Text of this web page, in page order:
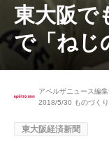
東大阪で
で「ねじ
アペルザニュース編
2018/5/30 ものづく
東大阪経済新聞